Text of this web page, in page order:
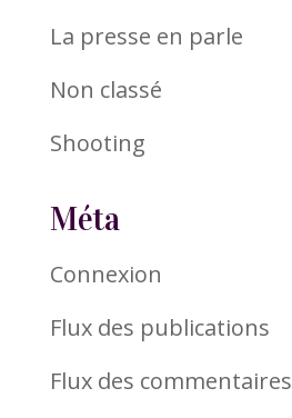
La presse en parle
Non classé
Shooting
Méta
Connexion
Flux des publications
Flux des commentaires